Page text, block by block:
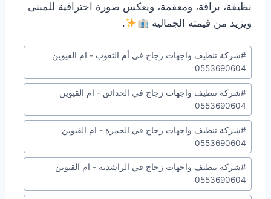
نظيفة، براقة، ومعقمة، ويعكس صورة احترافية للمبنى
ويزيد من قيمته الجمالية
.
وسوم
المقال:
#شركة تنظيف واجهات زجاج في أم الثعوب - ام القيوين
0553690604
#شركة تنظيف واجهات زجاج في الحدائق - ام القيوين
0553690604
#شركة تنظيف واجهات زجاج في الحمرة - ام القيوين
0553690604
#شركة تنظيف واجهات زجاج في الراشدية - ام القيوين
0553690604